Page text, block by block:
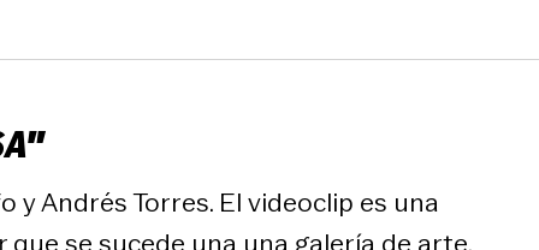
Andrés Torres. El videoclip es una